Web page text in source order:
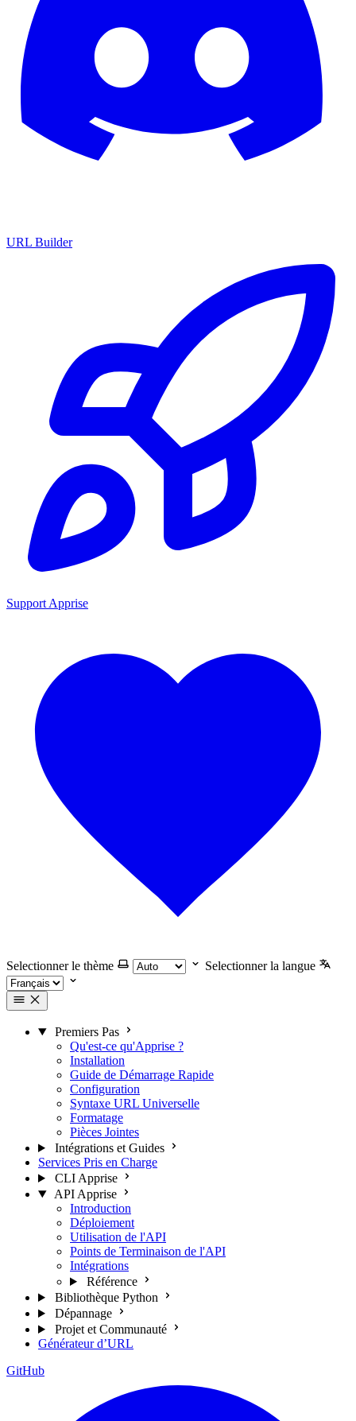
URL Builder
Support Apprise
Selectionner le thème Selectionner la langue
Premiers Pas
Qu'est-ce qu'Apprise ?
Installation
Guide de Démarrage Rapide
Configuration
Syntaxe URL Universelle
Formatage
Pièces Jointes
Intégrations et Guides
Services Pris en Charge
CLI Apprise
API Apprise
Introduction
Déploiement
Utilisation de l'API
Points de Terminaison de l'API
Intégrations
Référence
Bibliothèque Python
Dépannage
Projet et Communauté
Générateur d’URL
GitHub